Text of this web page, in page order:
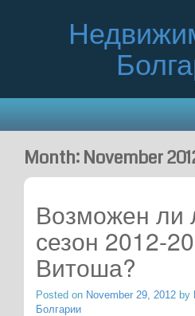
Month:November
Возможен
сезон 2012-
Витоша?
Posted on November 29, 2012 by
Болгарии